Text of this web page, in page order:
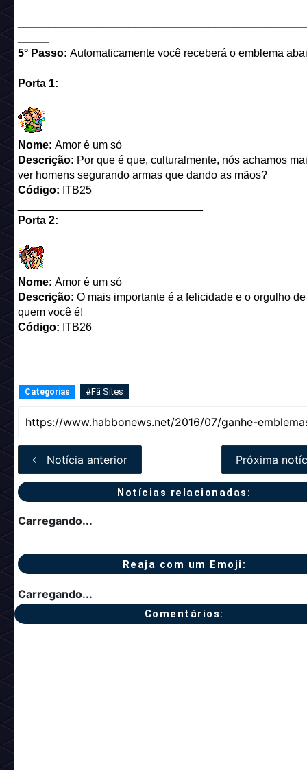
5° Passo: Automaticamente você receberá o emblema
Porta 1:
Nome: Amor é um só
Descrição: Por que é que, culturalmente, nós achamos
ver homens segurando armas que dando as mãos?
Código: ITB25
Porta 2:
Nome: Amor é um só
Descrição: O mais importante é a felicidade e o orgulho
quem você é!
Código: ITB26
Categorias #Fã Sites
Notícia anterior Próxima
Notícias relacionadas:
Carregando...
Reaja com um Emoji:
Carregando...
Comentários: